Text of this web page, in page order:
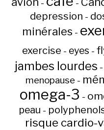
- -
depression -
minérales -
exercise - eyes -
jambes lourdes -
menopause -
omega-3 -
peau -
risque cardio-